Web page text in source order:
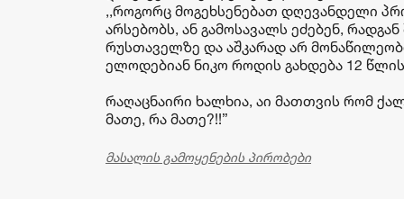
,,როგორც მოგეხსენებათ დღევანდელი
არსებობს, ან გამოსავალს ეძებენ,
რუსთაველზე და აშკარად არ
ელოდებიან ნიკო როდის გახდება 12 წლის
რაღაცნაირი ხალხია, აი მათთვის რომ
მათე, რა მათე?!!”
მასალის გამოყენების პირობები